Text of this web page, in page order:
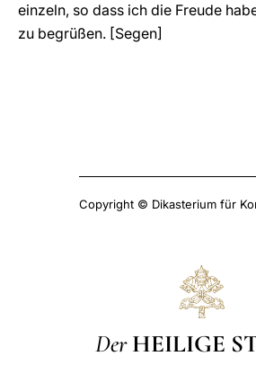
einzeln, so dass ich die Freude
zu begrüßen. [Segen]
Copyright © Dikasterium für
Der HEILIGE